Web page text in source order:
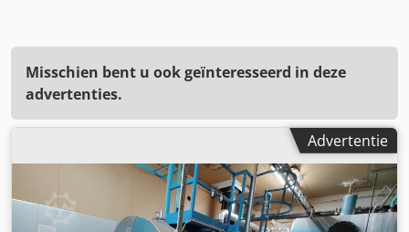
Misschien bent u ook geïnteresseerd in deze
advertenties.
Advertentie